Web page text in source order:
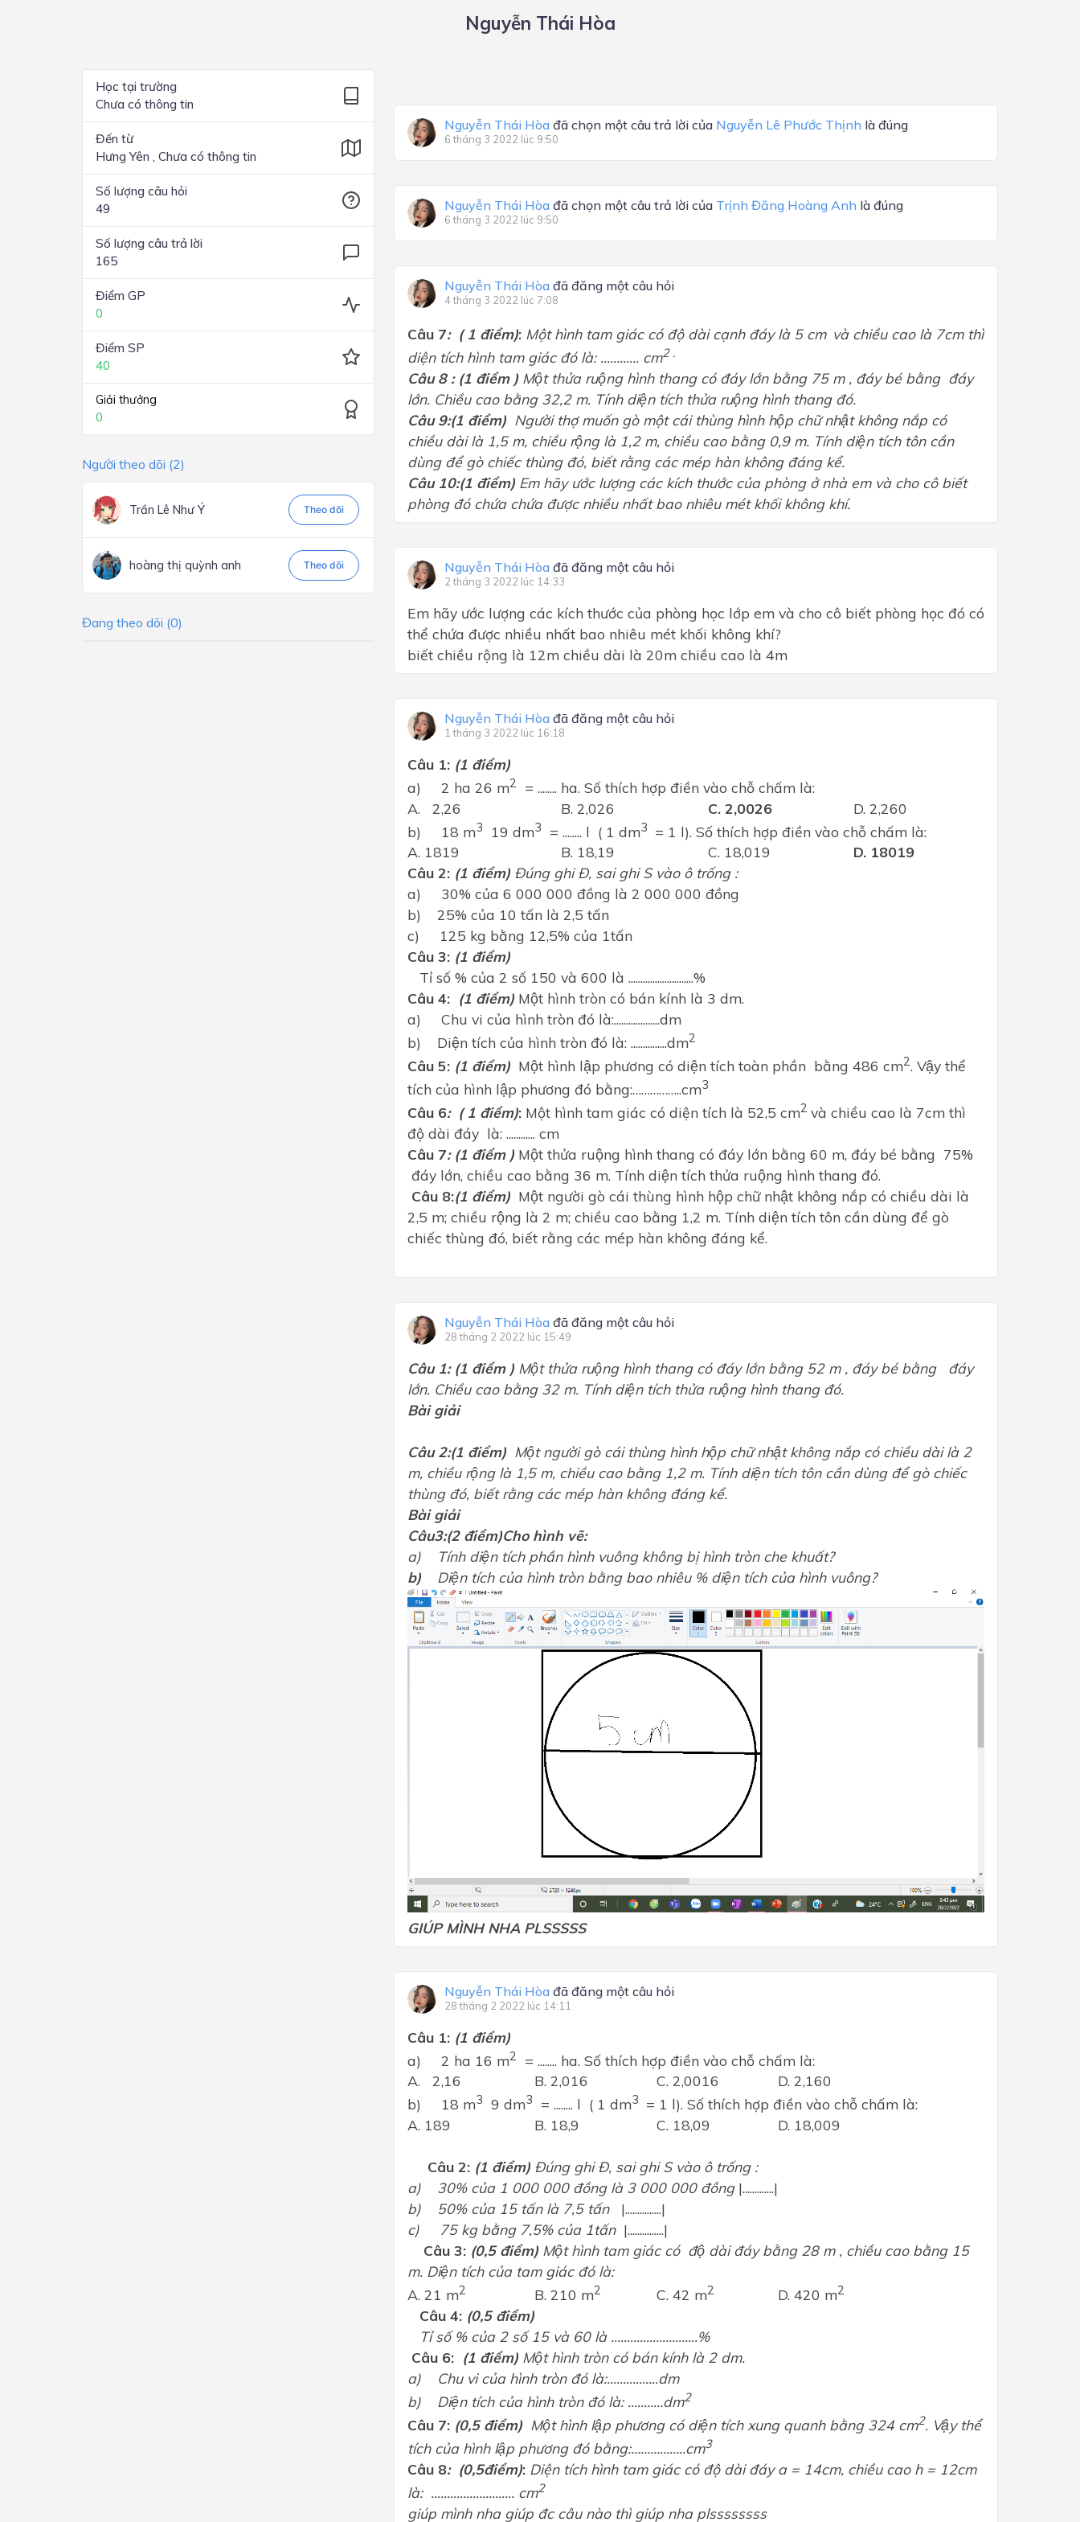
Lớp 2
Nguyễn Thái Hòa
Học tại trường
Chưa có thông tin
Đến từ
Hưng Yên , Chưa có thông tin
Số lượng câu hỏi
49
Số lượng câu trả lời
165
Điểm GP
0
Điểm SP
40
Giải thưởng
0
Người theo dõi (2)
Trần Lê Như Ý Theo dõi
hoàng thị quỳnh anh Theo dõi
Đang theo dõi (0)
Nguyễn Thái Hòa đã chọn một câu trả lời của Nguyễn Lê Phước Thịnh là đúng
6 tháng 3 2022 lúc 9:50
Nguyễn Thái Hòa đã chọn một câu trả lời của Trịnh Đăng Hoàng Anh là đúng
6 tháng 3 2022 lúc 9:50
Nguyễn Thái Hòa đã đăng một câu hỏi
4 tháng 3 2022 lúc 7:08
Câu 7: ( 1 điểm): Một hình tam giác có độ dài cạnh đáy là 5cm và chiều cao là 7cm thì
diện tích hình tam giác đó là: ............ cm2 .
Câu 8 : (1 điểm ) Một thửa ruộng hình thang có đáy lớn bằng 75 m , đáy bé bằng đáy
lớn. Chiều cao bằng 32,2 m. Tính diện tích thửa ruộng hình thang đó.
Câu 9:(1 điểm) Người thợ muốn gò một cái thùng hình hộp chữ nhật không nắp có
chiều dài là 1,5 m, chiều rộng là 1,2 m, chiều cao bằng 0,9 m. Tính diện tích tôn cần
dùng để gò chiếc thùng đó, biết rằng các mép hàn không đáng kể.
Câu 10:(1 điểm) Em hãy ước lượng các kích thước của phòng ở nhà em và cho cô biết
phòng đó chứa chứa được nhiều nhất bao nhiêu mét khối không khí.
Nguyễn Thái Hòa đã đăng một câu hỏi
2 tháng 3 2022 lúc 14:33
Em hãy ước lượng các kích thước của phòng học lớp em và cho cô biết phòng học đó có
thể chứa được nhiều nhất bao nhiêu mét khối không khí?
biết chiều rộng là 12m chiều dài là 20m chiều cao là 4m
Nguyễn Thái Hòa đã đăng một câu hỏi
1 tháng 3 2022 lúc 16:18
Câu 1: (1 điểm)
a) 2 ha 26 m2
= ........ ha. Số thích hợp điền vào chỗ chấm là:
A. 2,26
B. 2,026 C. 2,0026
D. 2,260
b) 18 m3 19 dm3 = ........ l ( 1 dm3 = 1 l). Số thích hợp điền vào chỗ chấm là:
A. 1819
B. 18,19 C. 18,019
D. 18019
Câu 2: (1 điểm) Đúng ghi Đ, sai ghi S vào ô trống :
a) 30% của 6 000 000 đồng là 2 000 000 đồng
b) 25% của 10 tấn là 2,5 tấn
c) 125 kg bằng 12,5% của 1tấn
Câu 3: (1 điểm)
Tỉ số % của 2 số 150 và 600 là ...........................%
Câu 4: (1 điểm) Một hình tròn có bán kính là 3 dm.
a) Chu vi của hình tròn đó là:...................dm
b) Diện tích của hình tròn đó là: ...............dm2
Câu 5: (1 điểm) Một hình lập phương có diện tích toàn phần bằng 486 cm2. Vậy thể
tích của hình lập phương đó bằng:……………..cm3
Câu 6: ( 1 điểm): Một hình tam giác có diện tích là 52,5 cm2 và chiều cao là 7cm thì
độ dài đáy là: ............ cm
Câu 7: (1 điểm ) Một thửa ruộng hình thang có đáy lớn bằng 60 m, đáy bé bằng 75%
đáy lớn, chiều cao bằng 36 m. Tính diện tích thửa ruộng hình thang đó.
Câu 8:(1 điểm) Một người gò cái thùng hình hộp chữ nhật không nắp có chiều dài là
2,5 m; chiều rộng là 2 m; chiều cao bằng 1,2 m. Tính diện tích tôn cần dùng để gò
chiếc thùng đó, biết rằng các mép hàn không đáng kể.
Nguyễn Thái Hòa đã đăng một câu hỏi
28 tháng 2 2022 lúc 15:49
Câu 1: (1 điểm ) Một thửa ruộng hình thang có đáy lớn bằng 52 m , đáy bé bằng
đáy
lớn. Chiều cao bằng 32 m. Tính diện tích thửa ruộng hình thang đó.
Bài giải
Câu 2:(1 điểm) Một người gò cái thùng hình hộp chữ nhật không nắp có chiều dài là 2
m, chiều rộng là 1,5 m, chiều cao bằng 1,2 m. Tính diện tích tôn cần dùng để gò chiếc
thùng đó, biết rằng các mép hàn không đáng kể.
Bài giải
Câu3:(2 điểm)Cho hình vẽ:
a)
Tính diện tích phần hình vuông không bị hình tròn che khuất?
b) Diện tích của hình tròn bằng bao nhiêu % diện tích của hình vuông?
GIÚP MÌNH NHA PLSSSSS
Nguyễn Thái Hòa đã đăng một câu hỏi
28 tháng 2 2022 lúc 14:11
Câu 1: (1 điểm)
a) 2 ha 16 m2
= ........ ha. Số thích hợp điền vào chỗ chấm là:
A. 2,16
B. 2,016 C. 2,0016
D. 2,160
b) 18 m3 9 dm3 = ........ l ( 1 dm3 = 1 l). Số thích hợp điền vào chỗ chấm là:
A. 189
B. 18,9 C. 18,09 D. 18,009
Câu 2: (1 điểm) Đúng ghi Đ, sai ghi S vào ô trống :
a) 30% của 1 000 000 đồng là 3 000 000 đồng |.............|
b) 50% của 15 tấn là 7,5 tấn |...............|
c)
75 kg bằng 7,5% của 1tấn |...............|
Câu 3: (0,5 điểm) Một hình tam giác có độ dài đáy bằng 28 m , chiều cao bằng 15
m. Diện tích của tam giác đó là:
A. 21 m2 B. 210 m2 C. 42 m2 D. 420 m2
Câu 4: (0,5 điểm)
Tỉ số % của 2 số 15 và 60 là ...........................%
Câu 6: (1 điểm) Một hình tròn có bán kính là 2 dm.
a) Chu vi của hình tròn đó là:................dm
b) Diện tích của hình tròn đó là: ...........dm2
Câu 7: (0,5 điểm) Một hình lập phương có diện tích xung quanh bằng 324 cm2. Vậy thể
tích của hình lập phương đó bằng:……………..cm3
Câu 8: (0,5điểm): Diện tích hình tam giác có độ dài đáy a = 14cm, chiều cao h = 12cm
là: .......................... cm2
giúp mình nha giúp đc câu nào thì giúp nha plssssssss